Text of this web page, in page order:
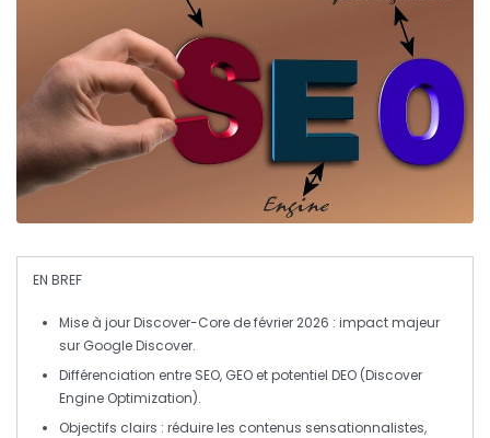
EN BREF
Mise à jour Discover-Core de février 2026 : impact majeur
sur Google Discover.
Différenciation entre SEO, GEO et potentiel DEO (Discover
Engine Optimization).
Objectifs clairs : réduire les contenus sensationnalistes,